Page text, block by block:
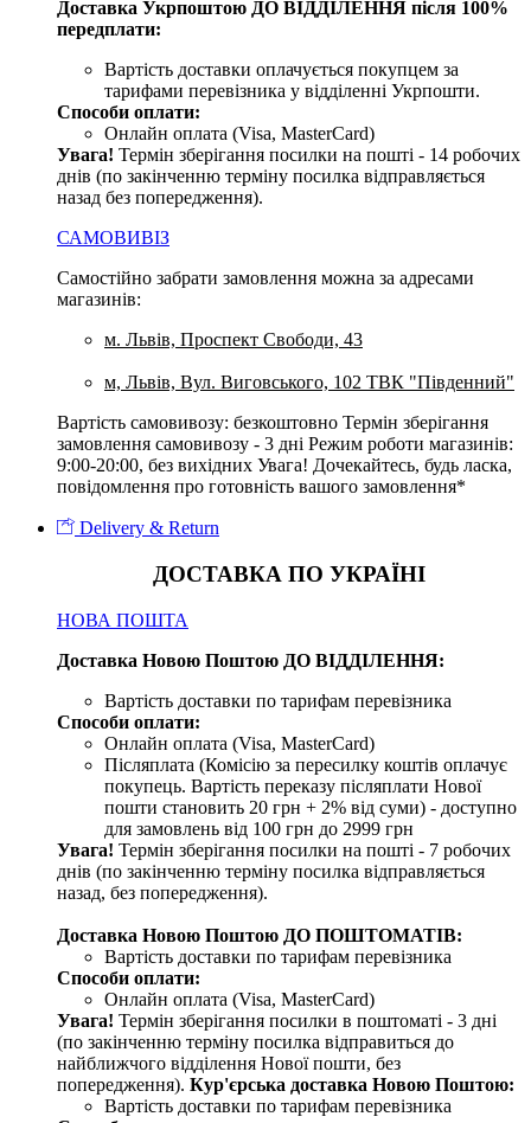
Доставка Укрпоштою ДО ВІДДІЛЕННЯ після 100%
передплати:
Вартість доставки оплачується покупцем за
тарифами перевізника у відділенні Укрпошти.
Способи оплати:
Онлайн оплата (Visa, MasterCard)
Увага! Термін зберігання посилки на пошті - 14 робочих
днів (по закінченню терміну посилка відправляється
назад без попередження).
САМОВИВІЗ
Самостійно забрати замовлення можна за адресами
магазинів:
м. Львів, Проспект Свободи, 43
м, Львів, Вул. Виговського, 102 ТВК "Південний"
Вартість самовивозу: безкоштовно Термін зберігання
замовлення самовивозу - 3 дні Режим роботи магазинів:
9:00-20:00, без вихідних Увага! Дочекайтесь, будь ласка,
повідомлення про готовність вашого замовлення*
Delivery & Return
ДОСТАВКА ПО УКРАЇНІ
НОВА ПОШТА
Доставка Новою Поштою ДО ВІДДІЛЕННЯ:
Вартість доставки по тарифам перевізника
Способи оплати:
Онлайн оплата (Visa, MasterCard)
Післяплата (Комісію за пересилку коштів оплачує
покупець. Вартість переказу післяплати Нової
пошти становить 20 грн + 2% від суми) - доступно
для замовлень від 100 грн до 2999 грн
Увага! Термін зберігання посилки на пошті - 7 робочих
днів (по закінченню терміну посилка відправляється
назад, без попередження).
Доставка Новою Поштою ДО ПОШТОМАТІВ:
Вартість доставки по тарифам перевізника
Способи оплати:
Онлайн оплата (Visa, MasterCard)
Увага! Термін зберігання посилки в поштоматі - 3 дні
(по закінченню терміну посилка відправиться до
найближчого відділення Нової пошти, без
попередження). Кур'єрська доставка Новою Поштою:
Вартість доставки по тарифам перевізника